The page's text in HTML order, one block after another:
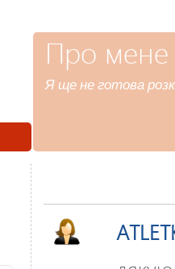
Про мене
Я ще не готова